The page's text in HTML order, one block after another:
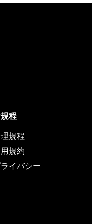
程
規程
規約
イバシー